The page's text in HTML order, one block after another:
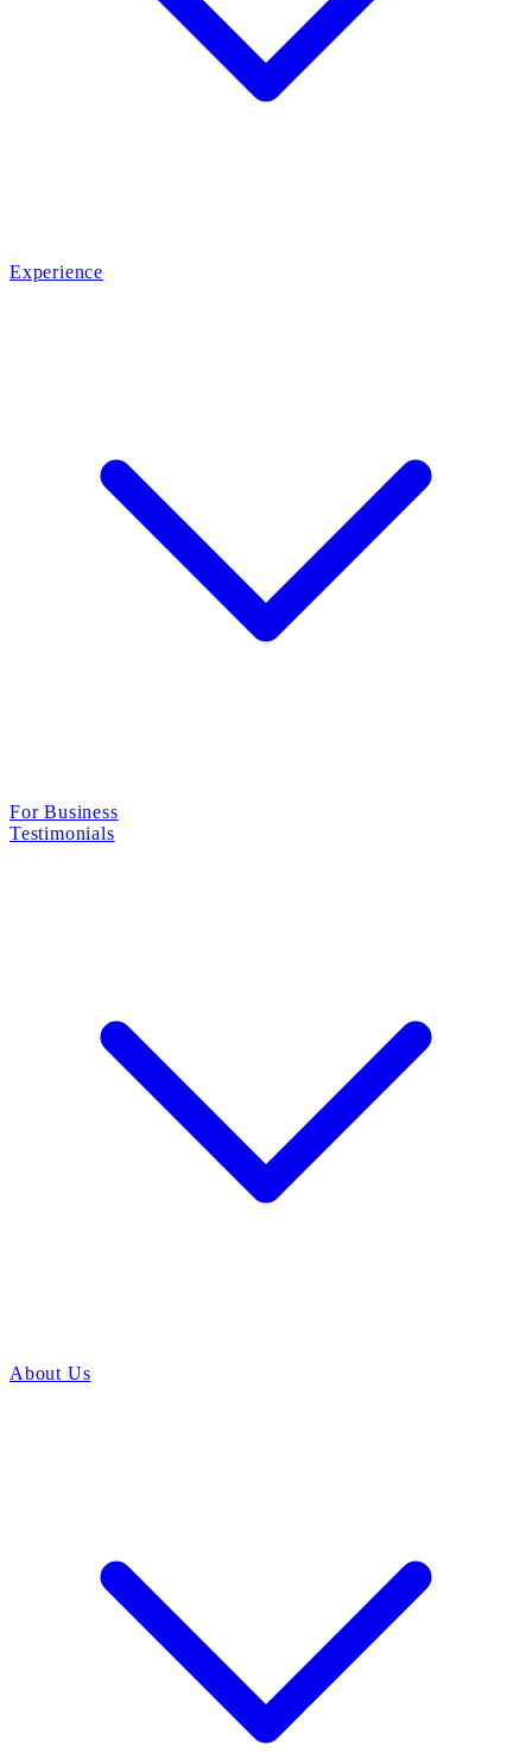
Experience
For Business
Testimonials
About Us